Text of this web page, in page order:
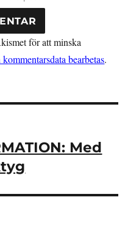
för att minska
bearbetas.
Med